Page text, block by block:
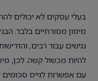
בעלי עסקים לא יכולים
מימון מסורתיים בלבד.
נגישים עבור רבים,
להיות מכשול קשה. לכן,
עם אפשרות לגייס